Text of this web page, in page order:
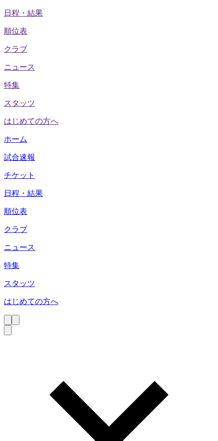
日程・結果
順位表
クラブ
ニュース
特集
スタッツ
はじめての方へ
ホーム
試合速報
チケット
日程・結果
順位表
クラブ
ニュース
特集
スタッツ
はじめての方へ